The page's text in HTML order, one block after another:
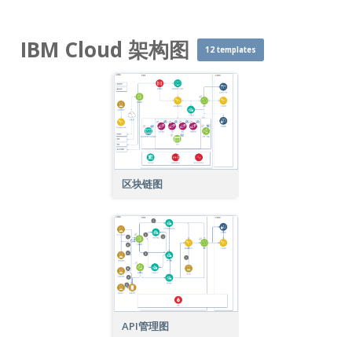
IBM Cloud 架构图 12 templates
区块链图
API管理图